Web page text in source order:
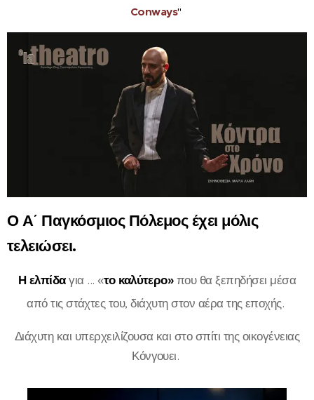
Conways"
Ο Α΄ Παγκόσμιος Πόλεμος έχει μόλις
τελειώσει.
Η ελπίδαγια ... «το καλύτερο»που θα ξεπηδήσει μέσα
από τις στάχτες του, διάχυτη στον αέρα της εποχής.
Διάχυτη και υπερχειλίζουσα και στο σπίτι της οικογένειας
Κόνγουει.